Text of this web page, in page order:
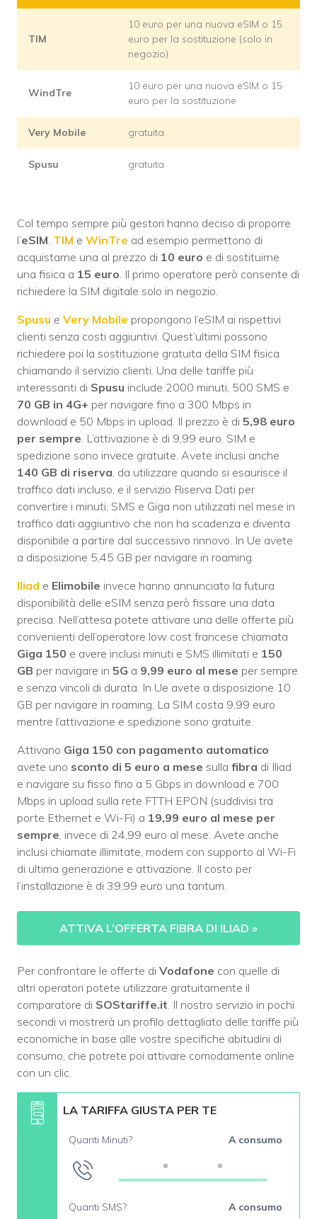
TIM
10 euro per una nuova eSIM o 15
euro per la sostituzione (solo in
negozio)
WindTre
10 euro per una nuova eSIM o 15
euro per la sostituzione
Very Mobile gratuita
Spusu gratuita
Col tempo sempre più gestori hanno deciso di proporre
l’eSIM. TIM e WinTre ad esempio permettono di
acquistarne una al prezzo di 10 euro e di sostituirne
una fisica a 15 euro. Il primo operatore però consente di
richiedere la SIM digitale solo in negozio.
Spusu e Very Mobile propongono l’eSIM ai rispettivi
clienti senza costi aggiuntivi. Quest’ultimi possono
richiedere poi la sostituzione gratuita della SIM fisica
chiamando il servizio clienti. Una delle tariffe più
interessanti di Spusu include 2000 minuti, 500 SMS e
70 GB in 4G+ per navigare fino a 300 Mbps in
download e 50 Mbps in upload. Il prezzo è di 5,98 euro
per sempre. L’attivazione è di 9,99 euro. SIM e
spedizione sono invece gratuite. Avete inclusi anche
140 GB di riserva, da utilizzare quando si esaurisce il
traffico dati incluso, e il servizio Riserva Dati per
convertire i minuti, SMS e Giga non utilizzati nel mese in
traffico dati aggiuntivo che non ha scadenza e diventa
disponibile a partire dal successivo rinnovo. In Ue avete
a disposizione 5,45 GB per navigare in roaming.
Iliad e Elimobile invece hanno annunciato la futura
disponibilità delle eSIM senza però fissare una data
precisa. Nell’attesa potete attivare una delle offerte più
convenienti dell’operatore low cost francese chiamata
Giga 150 e avere inclusi minuti e SMS illimitati e 150
GB per navigare in 5G a 9,99 euro al mese per sempre
e senza vincoli di durata. In Ue avete a disposizione 10
GB per navigare in roaming. La SIM costa 9,99 euro
mentre l’attivazione e spedizione sono gratuite.
Attivano Giga 150 con pagamento automatico
avete uno sconto di 5 euro a mese sulla fibra di Iliad
e navigare su fisso fino a 5 Gbps in download e 700
Mbps in upload sulla rete FTTH EPON (suddivisi tra
porte Ethernet e Wi-Fi) a 19,99 euro al mese per
sempre, invece di 24,99 euro al mese. Avete anche
inclusi chiamate illimitate, modem con supporto al Wi-Fi
di ultima generazione e attivazione. Il costo per
l’installazione è di 39,99 euro una tantum.
ATTIVA L’OFFERTA FIBRA DI ILIAD »
Per confrontare le offerte di Vodafone con quelle di
altri operatori potete utilizzare gratuitamente il
comparatore di SOStariffe.it. Il nostro servizio in pochi
secondi vi mostrerà un profilo dettagliato delle tariffe più
economiche in base alle vostre specifiche abitudini di
consumo, che potrete poi attivare comodamente online
con un clic.
LA TARIFFA GIUSTA PER TE
Quanti Minuti? A consumo
Quanti SMS? A consumo